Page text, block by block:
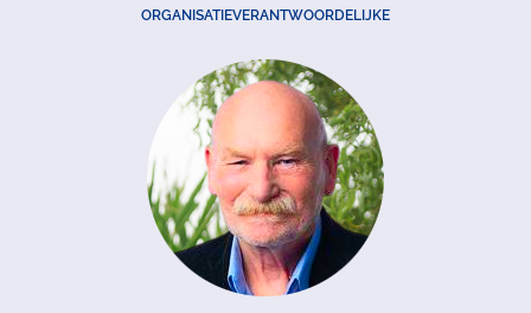
ORGANISATIEVERANTWOORDELIJKE